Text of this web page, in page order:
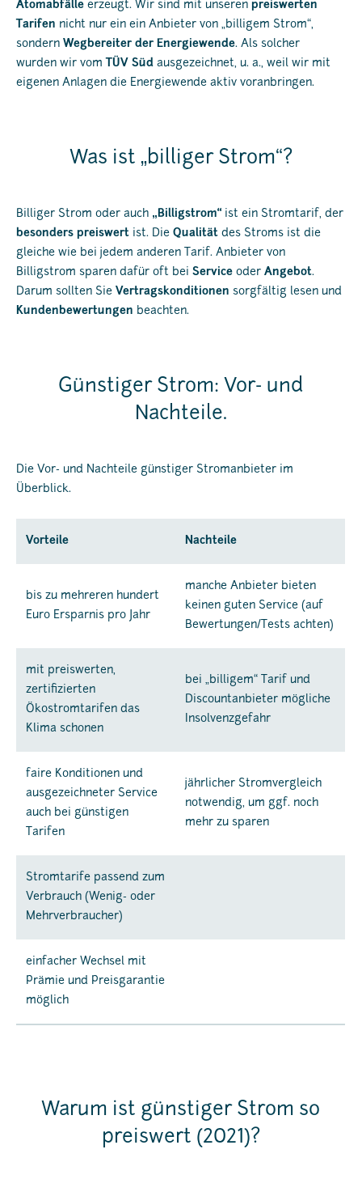
Atomabfälle erzeugt. Wir sind mit unseren preiswerten
Tarifen nicht nur ein ein Anbieter von „billigem Strom“,
sondern Wegbereiter der Energiewende. Als solcher
wurden wir vom TÜV Süd ausgezeichnet, u. a., weil wir mit
eigenen Anlagen die Energiewende aktiv voranbringen.
Was ist „billiger Strom“?
Billiger Strom oder auch „Billigstrom“ ist ein Stromtarif, der
besonders preiswert ist. Die Qualität des Stroms ist die
gleiche wie bei jedem anderen Tarif. Anbieter von
Billigstrom sparen dafür oft bei Service oder Angebot.
Darum sollten Sie Vertragskonditionen sorgfältig lesen und
Kundenbewertungen beachten.
Günstiger Strom: Vor- und
Nachteile.
Die Vor- und Nachteile günstiger Stromanbieter im
Überblick.
Vorteile Nachteile
bis zu mehreren hundert
Euro Ersparnis pro Jahr
manche Anbieter bieten
keinen guten Service (auf
Bewertungen/Tests achten)
mit preiswerten,
zertifizierten
Ökostromtarifen das
Klima schonen
bei „billigem“ Tarif und
Discountanbieter mögliche
Insolvenzgefahr
faire Konditionen und
ausgezeichneter Service
auch bei günstigen
Tarifen
jährlicher Stromvergleich
notwendig, um ggf. noch
mehr zu sparen
Stromtarife passend zum
Verbrauch (Wenig- oder
Mehrverbraucher)
einfacher Wechsel mit
Prämie und Preisgarantie
möglich
Warum ist günstiger Strom so
preiswert (2021)?